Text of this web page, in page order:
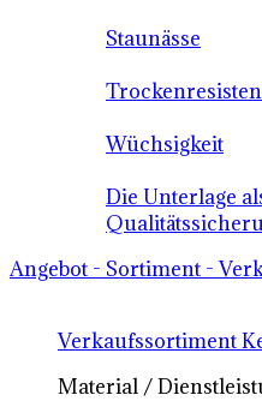
Staunässe
Wüchsigkeit
Die Unterlage
Angebot - Sortiment -
Verkaufssortiment
Material /